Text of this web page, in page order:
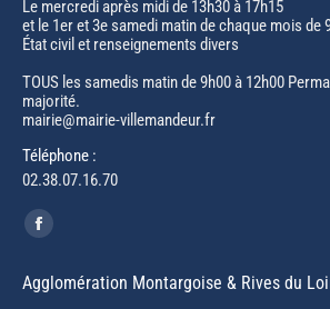
Le mercredi après midi de 13h30 à 17h15
et le 1er et 3e samedi matin de chaque mois de
État civil et renseignements divers
TOUS les samedis matin de 9h00 à 12h00
majorité.
mairie@mairie-villemandeur.fr
Téléphone :
02.38.07.16.70
Trouvez nous sur :
Facebook
opens
Agglomération Montargoise & Rives du